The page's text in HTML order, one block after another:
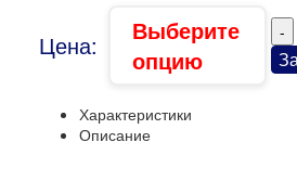
Цена:
Выберите
опцию
Характеристики
Описание